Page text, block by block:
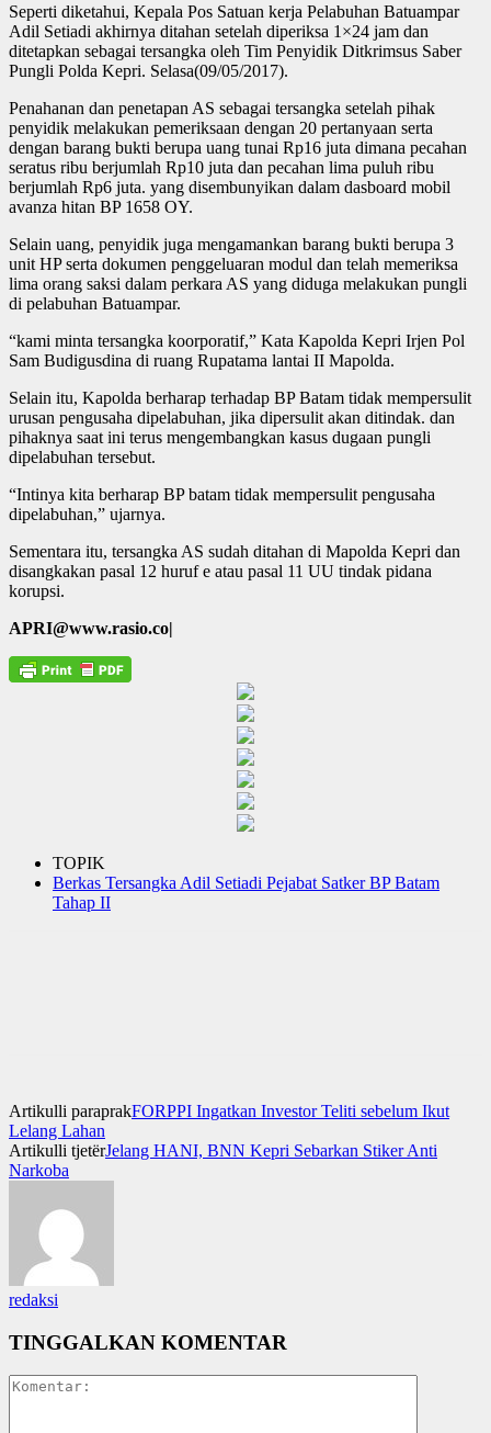
Seperti diketahui, Kepala Pos Satuan kerja Pelabuhan Batuampar
Adil Setiadi akhirnya ditahan setelah diperiksa 1×24 jam dan
ditetapkan sebagai tersangka oleh Tim Penyidik Ditkrimsus Saber
Pungli Polda Kepri. Selasa(09/05/2017).
Penahanan dan penetapan AS sebagai tersangka setelah pihak
penyidik melakukan pemeriksaan dengan 20 pertanyaan serta
dengan barang bukti berupa uang tunai Rp16 juta dimana pecahan
seratus ribu berjumlah Rp10 juta dan pecahan lima puluh ribu
berjumlah Rp6 juta. yang disembunyikan dalam dasboard mobil
avanza hitan BP 1658 OY.
Selain uang, penyidik juga mengamankan barang bukti berupa 3
unit HP serta dokumen penggeluaran modul dan telah memeriksa
lima orang saksi dalam perkara AS yang diduga melakukan pungli
di pelabuhan Batuampar.
“kami minta tersangka koorporatif,” Kata Kapolda Kepri Irjen Pol
Sam Budigusdina di ruang Rupatama lantai II Mapolda.
Selain itu, Kapolda berharap terhadap BP Batam tidak mempersulit
urusan pengusaha dipelabuhan, jika dipersulit akan ditindak. dan
pihaknya saat ini terus mengembangkan kasus dugaan pungli
dipelabuhan tersebut.
“Intinya kita berharap BP batam tidak mempersulit pengusaha
dipelabuhan,” ujarnya.
Sementara itu, tersangka AS sudah ditahan di Mapolda Kepri dan
disangkakan pasal 12 huruf e atau pasal 11 UU tindak pidana
korupsi.
APRI@www.rasio.co|
TOPIK
Berkas Tersangka Adil Setiadi Pejabat Satker BP Batam
Tahap II
Artikulli paraprakFORPPI Ingatkan Investor Teliti sebelum Ikut
Lelang Lahan
Artikulli tjetërJelang HANI, BNN Kepri Sebarkan Stiker Anti
Narkoba
redaksi
TINGGALKAN KOMENTAR